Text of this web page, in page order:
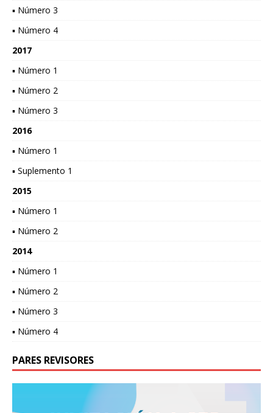
▪ Número 3
▪ Número 4
2017
▪ Número 1
▪ Número 2
▪ Número 3
2016
▪ Número 1
▪ Suplemento 1
2015
▪ Número 1
▪ Número 2
2014
▪ Número 1
▪ Número 2
▪ Número 3
▪ Número 4
PARES REVISORES